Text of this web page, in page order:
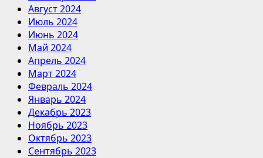
Август 2024
Июль 2024
Июнь 2024
Май 2024
Апрель 2024
Март 2024
Февраль 2024
Январь 2024
Декабрь 2023
Ноябрь 2023
Октябрь 2023
Сентябрь 2023